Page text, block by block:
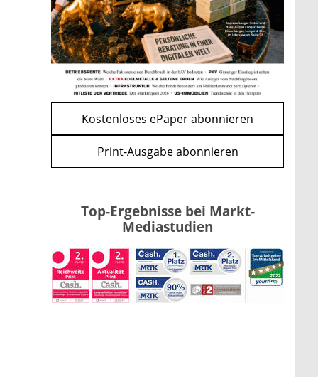
WEITERE ARTIKEL
zurückweiter
viel ist für Familien geplant
mehr
Kostenloses ePaper abonnieren
Print-Ausgabe abonnieren
Top-Ergebnisse bei Markt-
Mediastudien